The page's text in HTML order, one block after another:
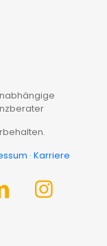
· Karriere